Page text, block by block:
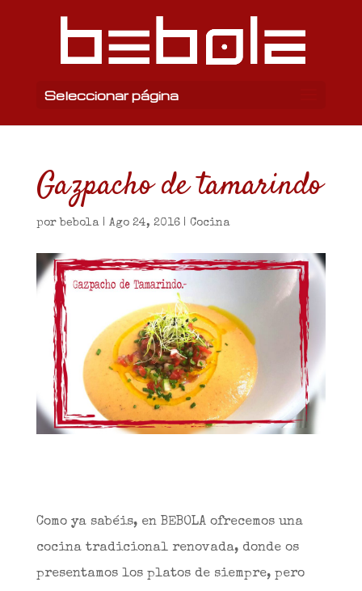
Seleccionar página
Gazpacho de tamarindo
por bebola| Ago 24, 2016| Cocina
Como ya sabéis, en BEBOLA ofrecemos una
cocina tradicional renovada, donde os
presentamos los platos de siempre, pero